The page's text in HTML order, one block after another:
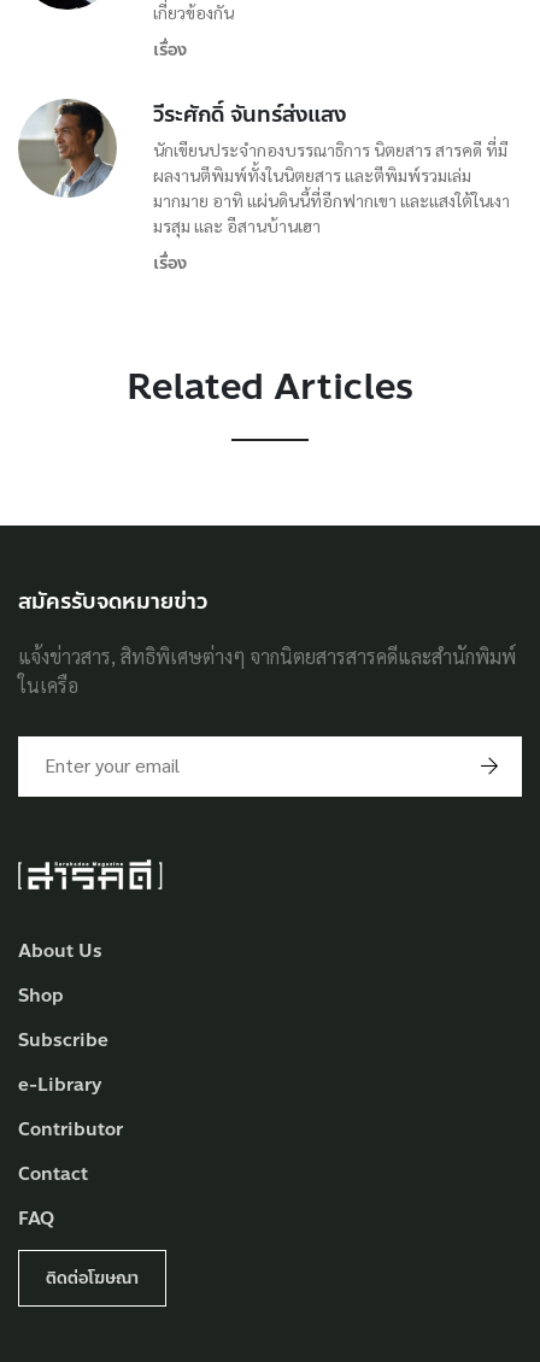
เกี่ยวข้องกัน
เรื่อง
วีระศักดิ์ จันทร์ส่งแสง
นักเขียนประจำกองบรรณาธิการ นิตยสาร สารคดี ที่มี
ผลงานตีพิมพ์ทั้งในนิตยสาร และตีพิมพ์รวมเล่ม
มากมาย อาทิ แผ่นดินนี้ที่อีกฟากเขา และแสงใต้ในเงา
มรสุม และ อีสานบ้านเฮา
เรื่อง
Related Articles
About Us
Shop
Subscribe
e-Library
Contributor
Contact
FAQ
ติดต่อโฆษณา
สมัครรับจดหมายข่าว
แจ้งข่าวสาร, สิทธิพิเศษต่างๆ จากนิตยสารสารคดีและสำนักพิมพ์
ในเครือ